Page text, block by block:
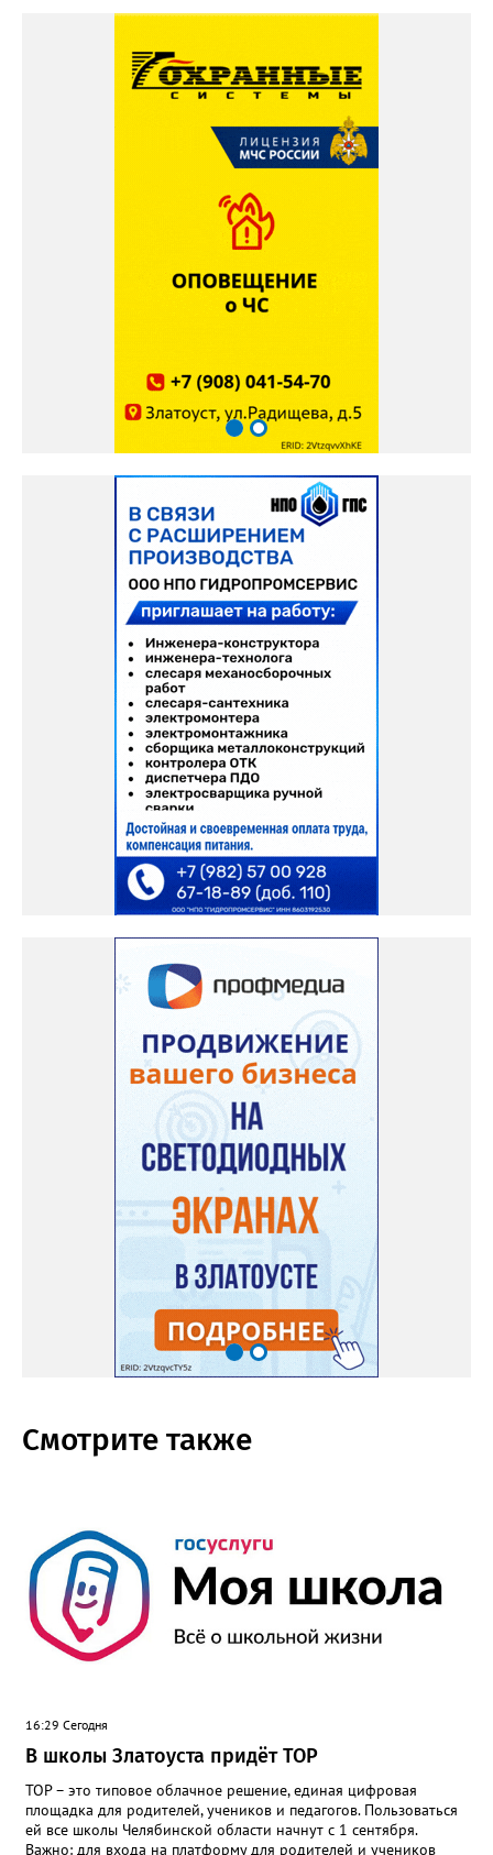
Смотрите также
16:29 Сегодня
В школы Златоуста придёт ТОР
ТОР – это типовое облачное решение, единая цифровая
площадка для родителей, учеников и педагогов. Пользоваться
ей все школы Челябинской области начнут с 1 сентября.
Важно: для входа на платформу для родителей и учеников